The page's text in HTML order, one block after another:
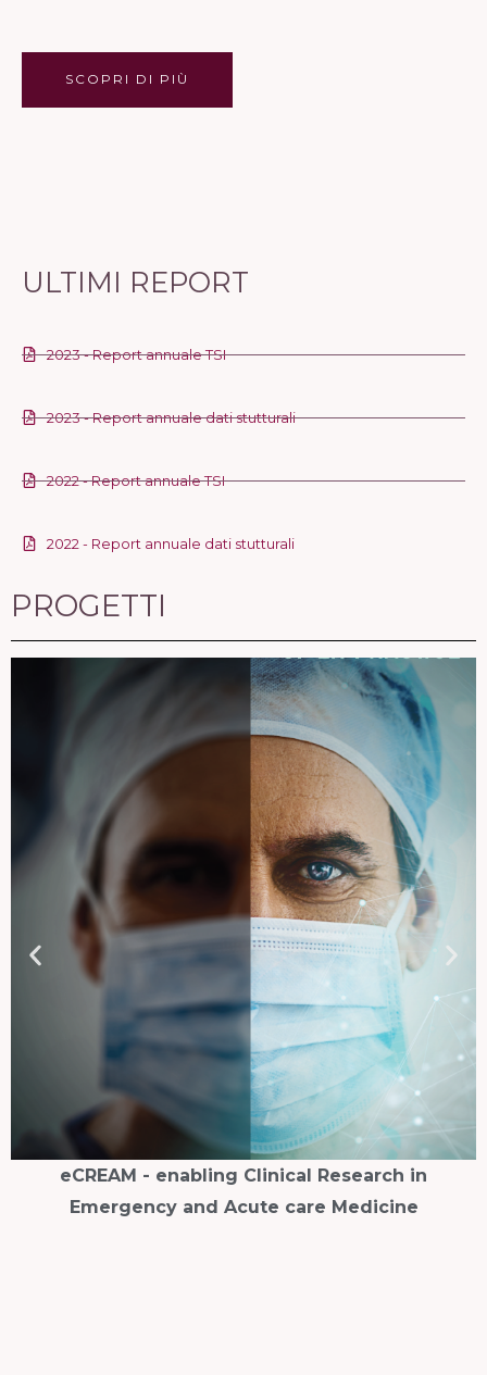
SCOPRI DI PIÙ
ULTIMI REPORT
2023 - Report annuale TSI
2023 - Report annuale dati stutturali
2022 - Report annuale TSI
2022 - Report annuale dati stutturali
PROGETTI
TSI - Valutazione e miglioramento della qualità
della cura nelle unità di terapia semintensiva​